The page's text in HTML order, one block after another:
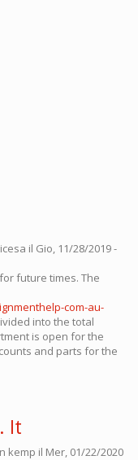
il Gio, 11/28/2019 -
future times. The
com-au-
into the total
is open for the
and parts for the
It
kemp il Mer, 01/22/2020